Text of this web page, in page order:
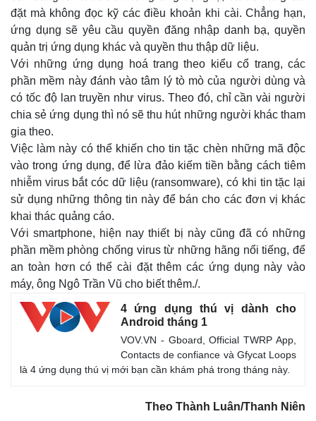
Quan sát
Cuộc sống đó đây
Hồ sơ
Video
Ảnh
E-Magazine
Infographic
đặt mà không đọc kỹ các điều khoản khi cài. Chẳng hạn,
ứng dụng sẽ yêu cầu quyền đăng nhập danh bạ, quyền
quản trị ứng dụng khác và quyền thu thập dữ liệu.
Với những ứng dụng hoá trang theo kiểu cổ trang, các
phần mềm này đánh vào tâm lý tò mò của người dùng và
có tốc độ lan truyền như virus. Theo đó, chỉ cần vài người
chia sẻ ứng dụng thì nó sẽ thu hút những người khác tham
gia theo.
Việc làm này có thể khiến cho tin tặc chèn những mã độc
vào trong ứng dụng, để lừa đảo kiếm tiền bằng cách tiêm
nhiễm virus bắt cóc dữ liệu (ransomware), có khi tin tặc lại
sử dụng những thông tin này để bán cho các đơn vị khác
khai thác quảng cáo.
Với smartphone, hiện nay thiết bị này cũng đã có những
phần mềm phòng chống virus từ những hãng nổi tiếng, để
an toàn hơn có thể cài đặt thêm các ứng dụng này vào
máy, ông Ngô Trần Vũ cho biết thêm./.
4 ứng dụng thú vị dành cho
Android tháng 1
VOV.VN - Gboard, Official TWRP App,
Contacts de confiance và Gfycat Loops
là 4 ứng dụng thú vị mới bạn cần khám phá trong tháng này.
Theo Thành Luân/Thanh Niên